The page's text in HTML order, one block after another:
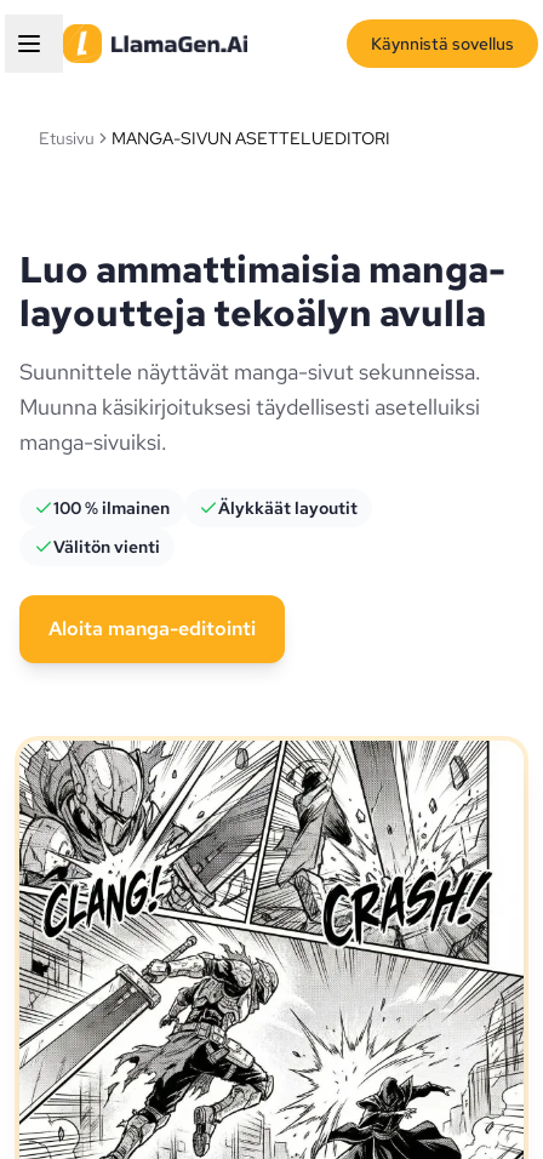
Käynnistä sovellus
Etusivu MANGA-SIVUN ASETTELUEDITORI
Luo ammattimaisia manga-
layoutteja tekoälyn avulla
Suunnittele näyttävät manga-sivut sekunneissa.
Muunna käsikirjoituksesi täydellisesti asetelluiksi
manga-sivuiksi.
100 % ilmainen
Älykkäät layoutit
Välitön vienti
Aloita manga-editointi